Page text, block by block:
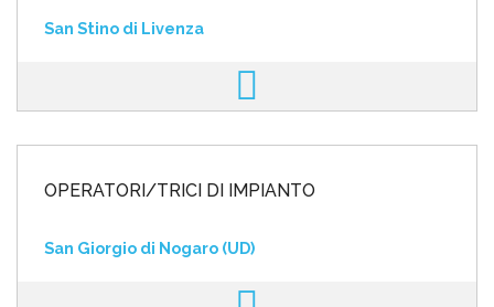
San Stino di Livenza
OPERATORI/TRICI DI IMPIANTO
San Giorgio di Nogaro (UD)